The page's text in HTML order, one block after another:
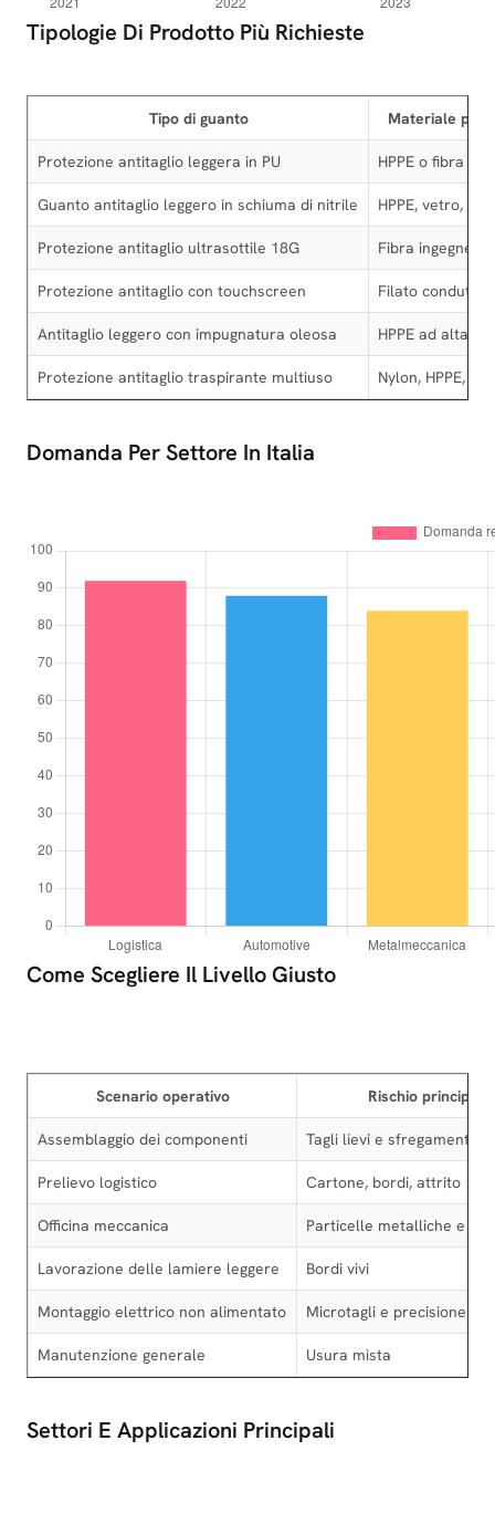
Tipologie Di Prodotto Più Richieste
Tipo di guanto Materiale
Protezione antitaglio leggera in PU HPPE o fibra
Guanto antitaglio leggero in schiuma di nitrile HPPE, vetro,
Protezione antitaglio ultrasottile 18G Fibra
Protezione antitaglio con touchscreen Filato
Antitaglio leggero con impugnatura oleosa HPPE ad alta
Protezione antitaglio traspirante multiuso Nylon, HPPE,
Domanda Per Settore In Italia
Come Scegliere Il Livello Giusto
Scenario operativo Rischio principale
Assemblaggio dei componenti Tagli lievi e sfregamento
Prelievo logistico Cartone, bordi, attrito
Officina meccanica Particelle metalliche e
Lavorazione delle lamiere leggere Bordi vivi
Montaggio elettrico non alimentato Microtagli e precisione
Manutenzione generale Usura mista
Settori E Applicazioni Principali